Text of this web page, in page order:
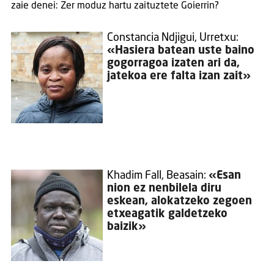
zaie denei: Zer moduz hartu zaituztete Goierrin?
Constancia Ndjigui, Urretxu:
«Hasiera batean uste baino
gogorragoa izaten ari da,
jatekoa ere falta izan zait»
Khadim Fall, Beasain: «Esan
nion ez nenbilela diru
eskean, alokatzeko zegoen
etxeagatik galdetzeko
baizik»